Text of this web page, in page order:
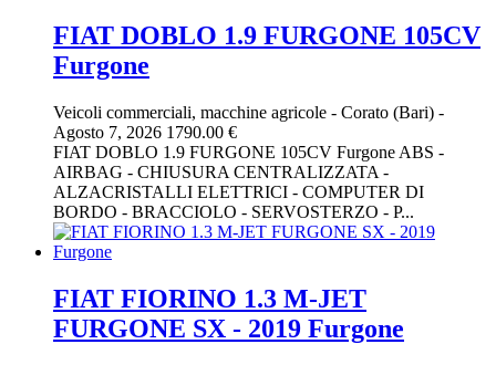
FIAT DOBLO 1.9 FURGONE 105CV
Furgone
Veicoli commerciali, macchine agricole - Corato (Bari) -
Agosto 7, 2026 1790.00 €
FIAT DOBLO 1.9 FURGONE 105CV Furgone ABS -
AIRBAG - CHIUSURA CENTRALIZZATA -
ALZACRISTALLI ELETTRICI - COMPUTER DI
BORDO - BRACCIOLO - SERVOSTERZO - P...
FIAT FIORINO 1.3 M-JET
FURGONE SX - 2019 Furgone